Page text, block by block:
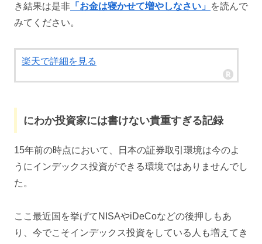
き結果は是非 「お金は寝かせて増やしなさい」 を読んで
みてください。
楽天で詳細を見る
にわか投資家には書けない貴重すぎる記録
15年前の時点において、日本の証券取引環境は今のよ
うにインデックス投資ができる環境ではありませんでし
た。
ここ最近国を挙げてNISAやiDeCoなどの後押しもあ
り、今でこそインデックス投資をしている人も増えてき